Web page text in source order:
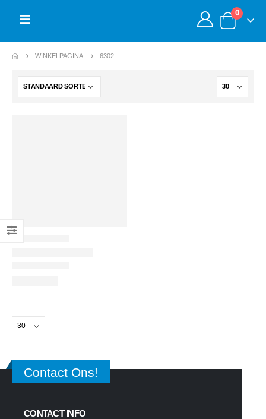
0
WINKELPAGINA 6302
Contact Ons!
CONTACT INFO